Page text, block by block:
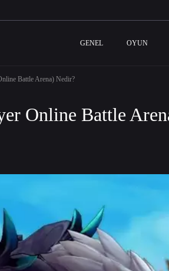
GENEL OYUN
Battle Arena) Nedir?
Online Battle